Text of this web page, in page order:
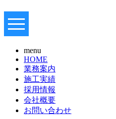
menu
HOME
業務案内
施工実績
採用情報
会社概要
お問い合わせ